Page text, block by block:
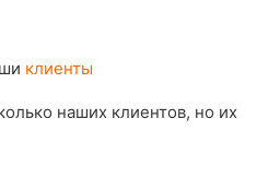
клиенты
наших клиентов, но их